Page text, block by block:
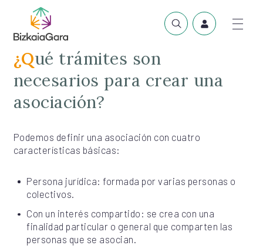
¿Qué trámites son
necesarios para crear una
asociación?
Podemos definir una asociación con cuatro
características básicas:
Persona jurídica: formada por varias personas o
colectivos.
Con un interés compartido: se crea con una
finalidad particular o general que comparten las
personas que se asocian.